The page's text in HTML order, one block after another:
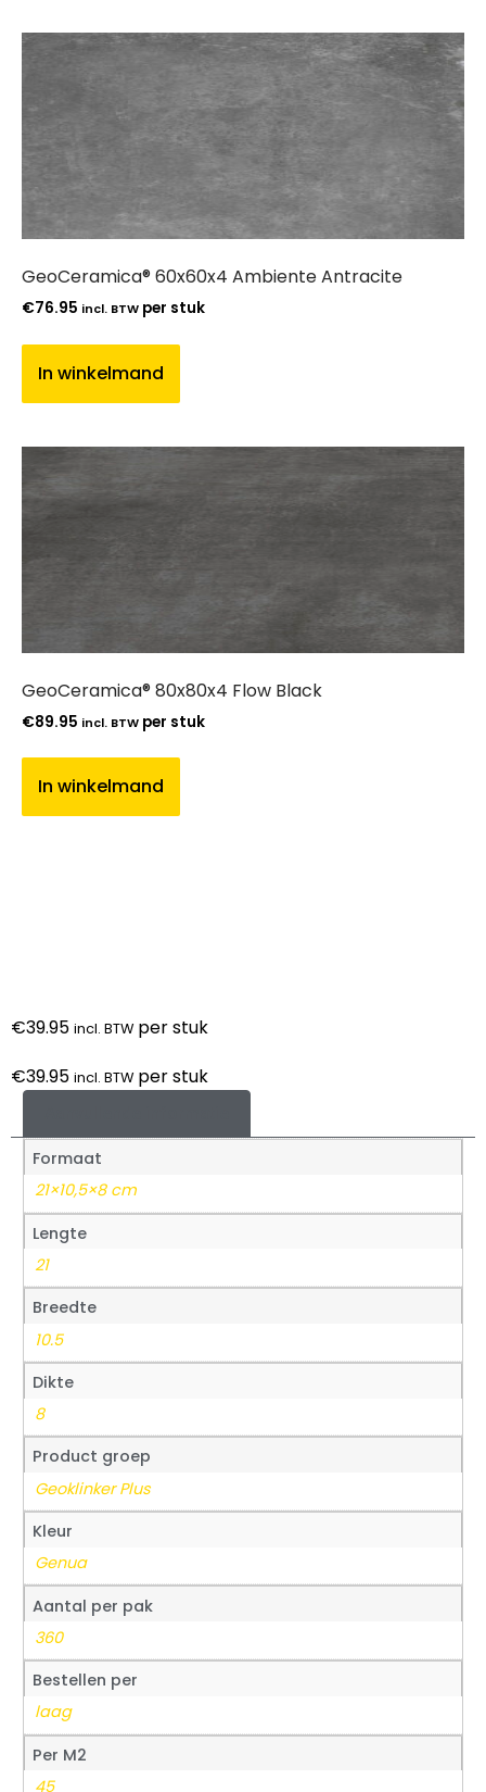
GeoCeramica® 60x60x4 Ambiente Antracite
€76.95 incl. BTW per stuk
In winkelmand
GeoCeramica® 80x80x4 Flow Black
€89.95 incl. BTW per stuk
In winkelmand
€39.95 incl. BTW per stuk
€39.95 incl. BTW per stuk
Formaat
21×10,5×8 cm
Lengte
21
Breedte
10.5
Dikte
8
Product groep
Geoklinker Plus
Kleur
Genua
Aantal per pak
360
Bestellen per
laag
Per M2
45